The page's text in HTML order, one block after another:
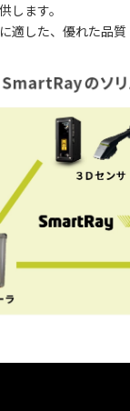
します。
適した、優れた品